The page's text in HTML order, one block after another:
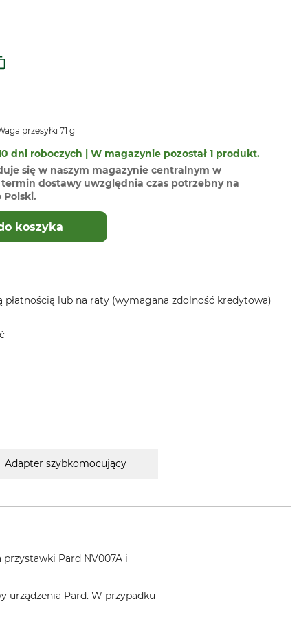
przesyłki 71 g
dni roboczych | W magazynie pozostał 1 produkt.
się w naszym magazynie centralnym w
dostawy uwzględnia czas potrzebny na
koszyka
płatnością lub na raty (wymagana zdolność kredytowa)
Adapter szybkomocujący
Pard NV007A i
urządzenia Pard. W przypadku